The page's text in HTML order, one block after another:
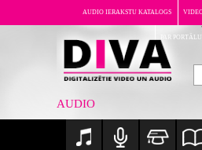
AUDIO IERAKSTU KATALOGS
PAR PORTĀLU
AUDIO